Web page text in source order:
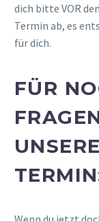
dich bitte VOR
Termin ab, es
für dich.
FÜR